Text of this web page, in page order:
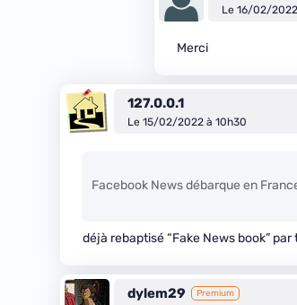
Le 16/02/
Merci
127.0.0.1
Le 15/02/2022 à 10h30
Facebook News débarque en
déjà rebaptisé “Fake News book” par
dylem29 Premium